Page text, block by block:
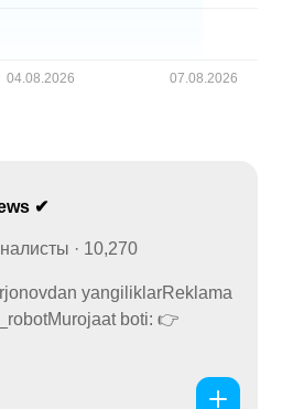
✔
· 10,270
yangiliklarReklama
boti: 👉